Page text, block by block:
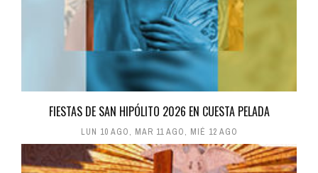
FIESTAS DE SAN HIPÓLITO 2026 EN CUESTA PELADA
LUN 10 AGO, MAR 11 AGO, MIÉ 12 AGO